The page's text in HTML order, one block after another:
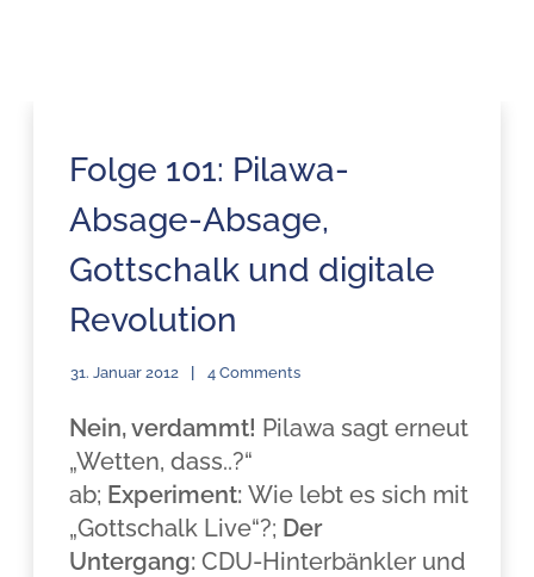
Folge 101: Pilawa-
Absage-Absage,
Gottschalk und digitale
Revolution
31. Januar 2012 4 Comments
Nein, verdammt! Pilawa sagt erneut
„Wetten, dass..?“
ab; Experiment:Wie lebt es sich mit
„Gottschalk Live“?; Der
Untergang:CDU-Hinterbänkler und